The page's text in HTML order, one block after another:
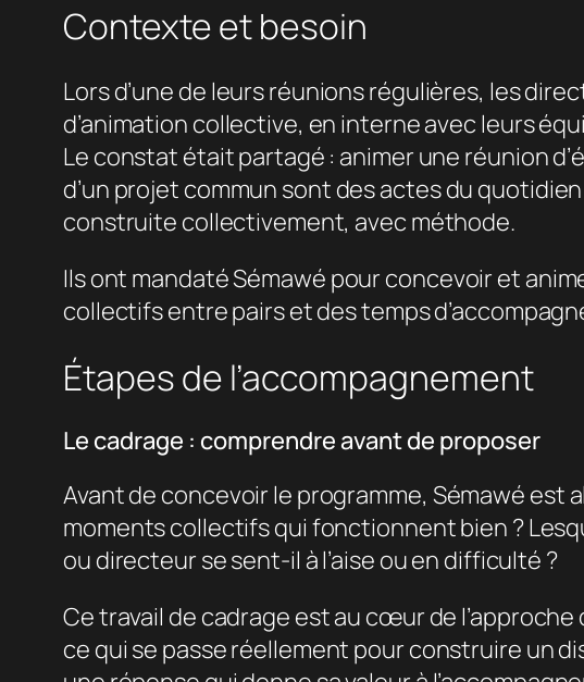
Contexte et besoin
Lors d’une de leurs réunions régulières, les
d’animation collective, en interne avec leurs
Le constat était partagé : animer une réunion
d’un projet commun sont des actes du
construite collectivement, avec méthode.
Ils ont mandaté Sémawé pour concevoir et
collectifs entre pairs et des temps
Étapes de l’accompagnement
Le cadrage : comprendre avant de proposer
Avant de concevoir le programme, Sémawé
moments collectifs qui fonctionnent bien ?
ou directeur se sent-il à l’aise ou en difficulté ?
Ce travail de cadrage est au cœur de
ce qui se passe réellement pour construire un